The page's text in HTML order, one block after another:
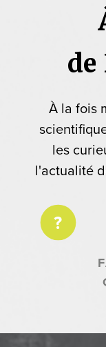
À la fois
les
l'actualité